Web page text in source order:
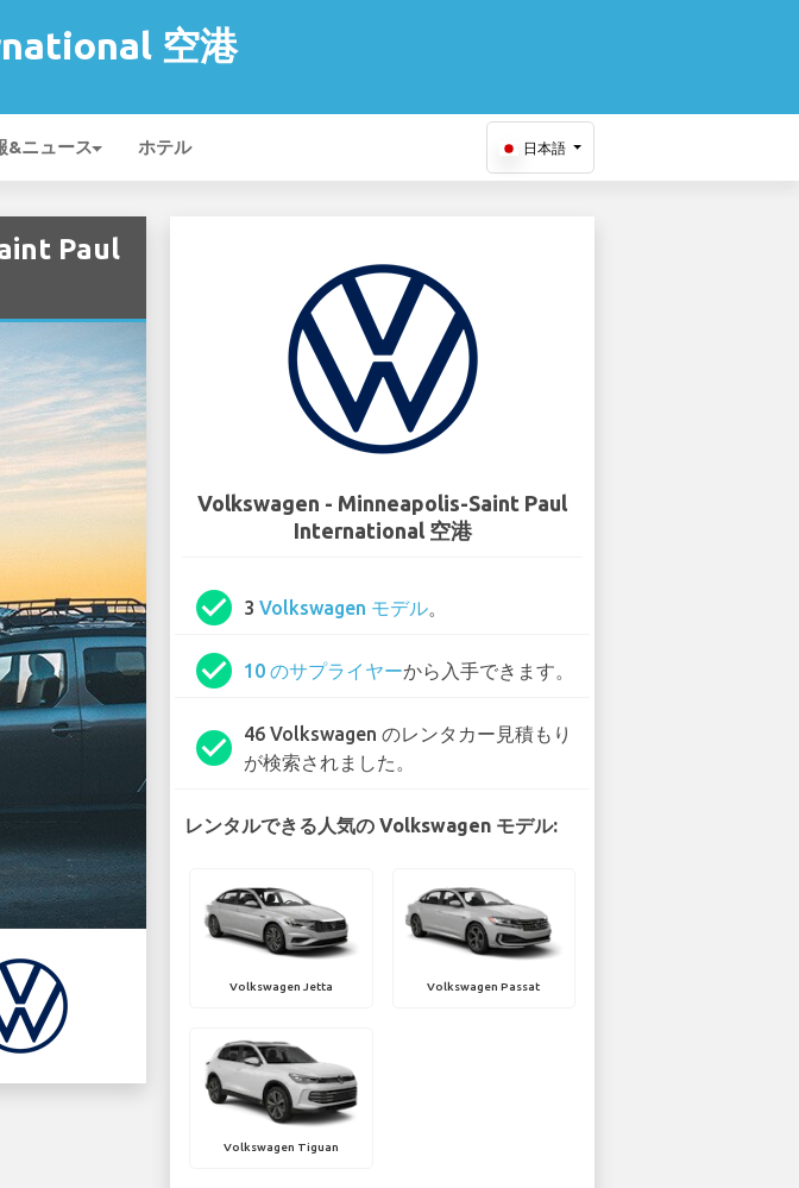
空港
&ニュース ホテル 日本語
Paul
Volkswagen - Minneapolis-Saint Paul
International 空港
check_circle 3Volkswagen モデル。
check_circle 10 のサプライヤーから入手できます。
check_circle
46 Volkswagen のレンタカー見積もり
が検索されました。
レンタルできる人気の Volkswagen モデル:
Volkswagen Jetta Volkswagen Passat
Volkswagen Tiguan